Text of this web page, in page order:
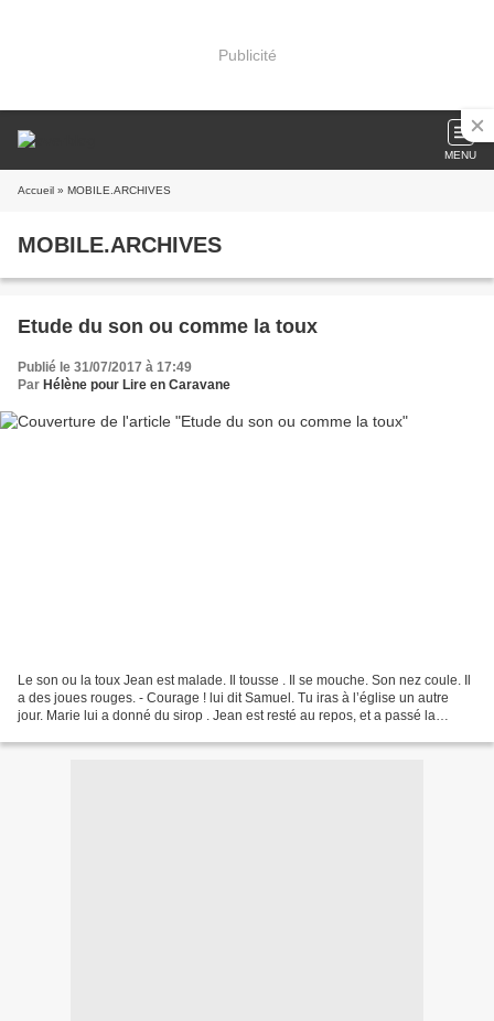
Publicité
MENU
Accueil » MOBILE.ARCHIVES
MOBILE.ARCHIVES
Etude du son ou comme la toux
Publié le 31/07/2017 à 17:49
Par Hélène pour Lire en Caravane
Le son ou la toux Jean est malade. Il tousse . Il se mouche. Son nez coule. Il
a des joues rouges. - Courage ! lui dit Samuel. Tu iras à l’église un autre
jour. Marie lui a donné du sirop . Jean est resté au repos, et a passé la